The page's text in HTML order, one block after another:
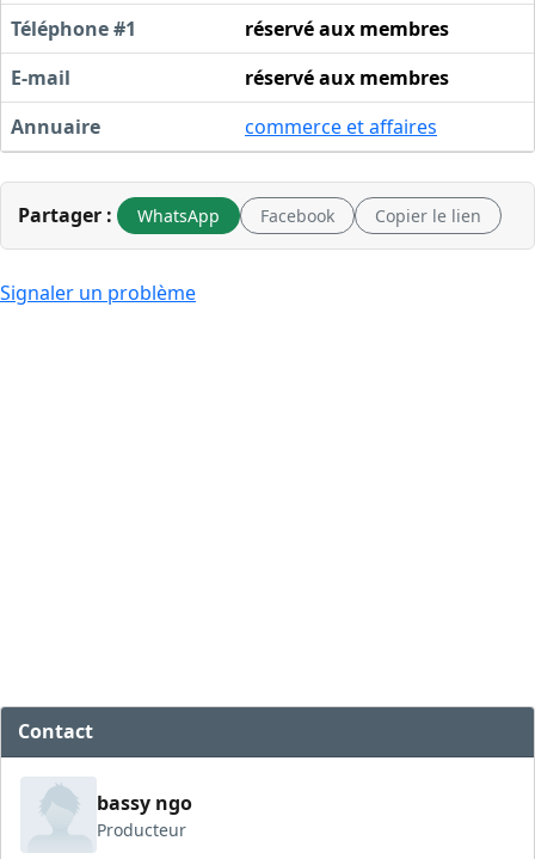
Téléphone #1
réservé aux membres
E-mail
réservé aux membres
Annuaire
commerce et affaires
Partager : WhatsApp Facebook Copier le lien
Signaler un problème
Contact
bassy ngo
Producteur